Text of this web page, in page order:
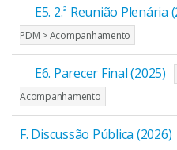
E5. 2.ª Reunião Plenária
PDM > Acompanhamento
E6. Parecer Final (2025)
Acompanhamento
F. Discussão Pública (2026)